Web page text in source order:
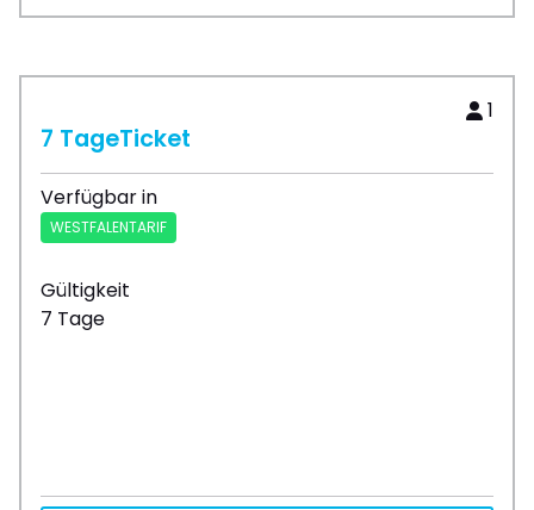
1
7 TageTicket
Verfügbar in
WESTFALENTARIF
Gültigkeit
7 Tage